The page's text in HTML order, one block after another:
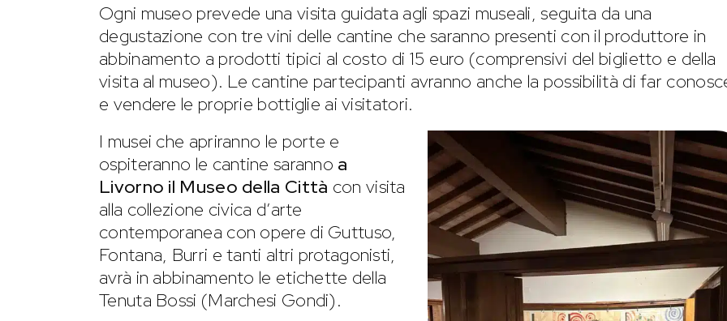
Ogni museo prevede una visita guidata agli spazi museali, seguita da una
degustazione con tre vini delle cantine che saranno presenti con il produttore in
abbinamento a prodotti tipici al costo di 15 euro (comprensivi del biglietto e della
visita al museo). Le cantine partecipanti avranno anche la possibilità di far
e vendere le proprie bottiglie ai visitatori.
I musei che apriranno le porte e
ospiteranno le cantine saranno a
Livorno il Museo della Città con visita
alla collezione civica d’arte
contemporanea con opere di Guttuso,
Fontana, Burri e tanti altri protagonisti,
avrà in abbinamento le etichette della
Tenuta Bossi (Marchesi Gondi).